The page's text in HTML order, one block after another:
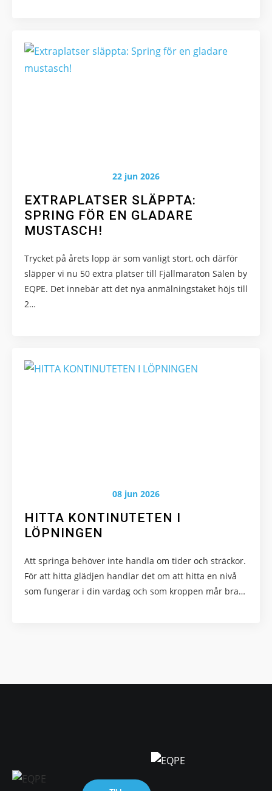
EXTRAPLATSER SLÄPPTA:
SPRING FÖR EN GLADARE
MUSTASCH!
22 jun 2026
Trycket på årets lopp är som vanligt stort, och därför
släpper vi nu 50 extra platser till Fjällmaraton Sälen by
EQPE. Det innebär att det nya anmälningstaket höjs till
2…
HITTA KONTINUTETEN I
LÖPNINGEN
08 jun 2026
Att springa behöver inte handla om tider och sträckor.
För att hitta glädjen handlar det om att hitta en nivå
som fungerar i din vardag och som kroppen mår bra…